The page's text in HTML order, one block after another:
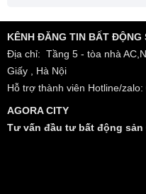
KÊNH ĐĂNG TIN BẤT ĐỘNG
Địa chỉ: Tầng 5 - tòa nhà
Giấy , Hà Nội
Hỗ trợ thành viên Hotline/
AGORA CITY
Tư vấn đầu tư bất động sản